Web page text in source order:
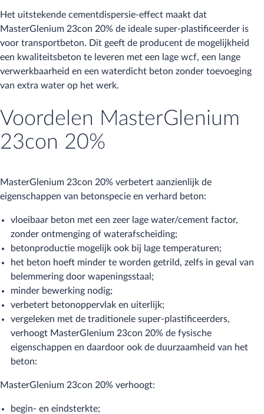
Het uitstekende cementdispersie-effect maakt dat
MasterGlenium 23con 20% de ideale super-plastificeerder is
voor transportbeton. Dit geeft de producent de mogelijkheid
een kwaliteitsbeton te leveren met een lage wcf, een lange
verwerkbaarheid en een waterdicht beton zonder toevoeging
van extra water op het werk.
Voordelen MasterGlenium
23con 20%
MasterGlenium 23con 20% verbetert aanzienlijk de
eigenschappen van betonspecie en verhard beton:
vloeibaar beton met een zeer lage water/cement factor,
zonder ontmenging of waterafscheiding;
betonproductie mogelijk ook bij lage temperaturen;
het beton hoeft minder te worden getrild, zelfs in geval van
belemmering door wapeningsstaal;
minder bewerking nodig;
verbetert betonoppervlak en uiterlijk;
vergeleken met de traditionele super-plastificeerders,
verhoogt MasterGlenium 23con 20% de fysische
eigenschappen en daardoor ook de duurzaamheid van het
beton:
MasterGlenium 23con 20% verhoogt:
begin- en eindsterkte;